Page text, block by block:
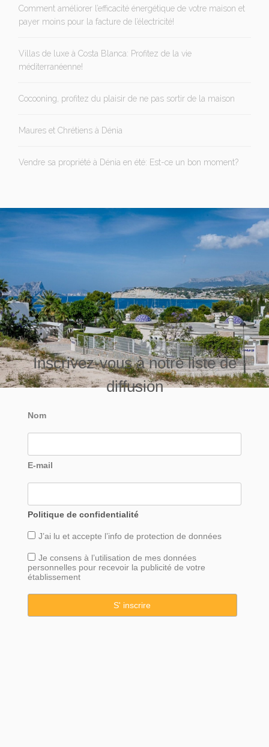
Comment améliorer l’efficacité énergétique de votre maison et
payer moins pour la facture de l’électricité!
Villas de luxe à Costa Blanca: Profitez de la vie
méditerranéenne!
Cocooning, profitez du plaisir de ne pas sortir de la maison
Maures et Chrétiens à Dénia
Vendre sa propriété à Dénia en été: Est-ce un bon moment?
Inscrivez-vous à notre liste de
diffusion
Nom
E-mail
Politique de confidentialité
J’ai lu et accepte l’info de protection de données
Je consens à l’utilisation de mes données
personnelles pour recevoir la publicité de votre
établissement